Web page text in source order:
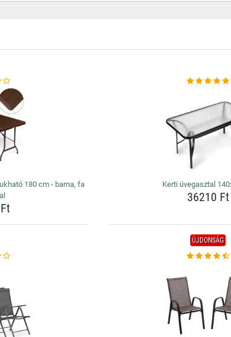
180 cm - barna, fa
Kerti üvegasztal
36210 Ft
ÚJDONSÁG